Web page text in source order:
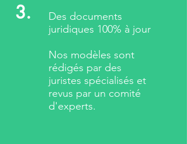
3.
Des documents
juridiques 100% à jour
Nos modèles sont
rédigés par des
juristes spécialisés et
revus par un comité
d'experts.